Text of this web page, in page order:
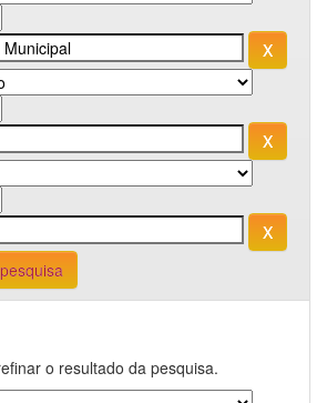
o resultado da pesquisa.